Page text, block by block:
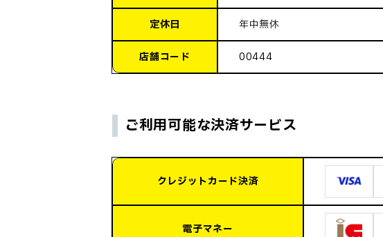
定休日 年中無休
店舗コード 00444
ご利用可能な決済サービス
クレジットカード決済
電子マネー